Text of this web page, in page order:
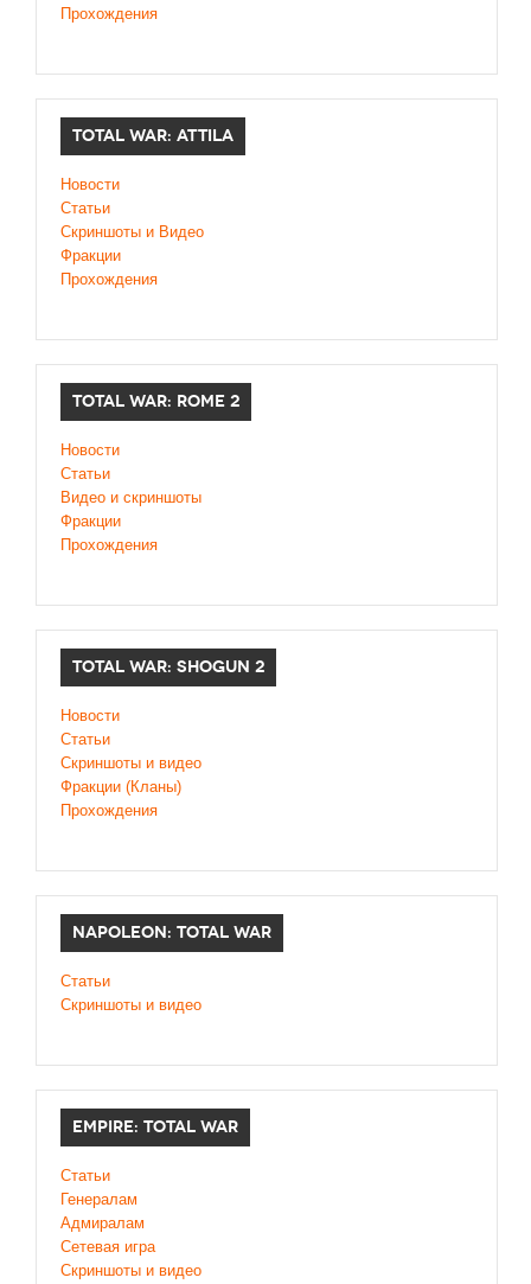
Прохождения
TOTAL WAR: ATTILA
Новости
Статьи
Скриншоты и Видео
Фракции
Прохождения
TOTAL WAR: ROME 2
Новости
Статьи
Видео и скриншоты
Фракции
Прохождения
TOTAL WAR: SHOGUN 2
Новости
Статьи
Cкриншоты и видео
Фракции (Кланы)
Прохождения
NAPOLEON: TOTAL WAR
Статьи
Скриншоты и видео
EMPIRE: TOTAL WAR
Статьи
Генералам
Адмиралам
Сетевая игра
Скриншоты и видео